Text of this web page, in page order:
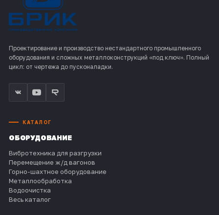
Проектирование и производство нестандартного промышленного
оборудования и сложных металлоконструкций «под ключ». Полный
цикл: от чертежа до пусконаладки.
КАТАЛОГ
ОБОРУДОВАНИЕ
Вибротехника для разгрузки
Перемещение ж/д вагонов
Горно-шахтное оборудование
Металлообработка
Водоочистка
Весь каталог